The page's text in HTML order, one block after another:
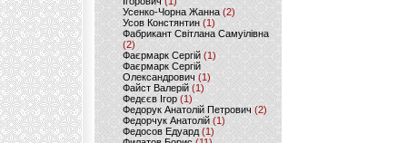
Усенко-Чорна Жанна (2)
Усов Констянтин(1)
Фабрикант Світлана Самуілівна
(2)
Фаєрмарк Сергій(1)
Фаєрмарк Сергій
Олександрович (1)
Файст Валерій(1)
Федєєв Ігор (1)
Федорук Анатолій Петрович (2)
Федорчук Анатолій (1)
Федосов Едуард (1)